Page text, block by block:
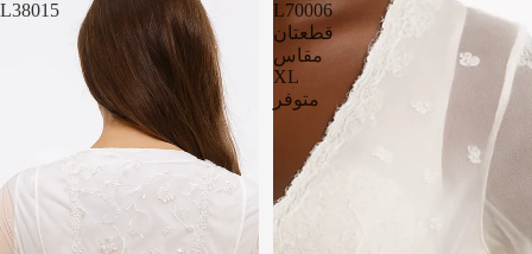
L38015
L70006
قطعتان
مقاس
XL
متوفر